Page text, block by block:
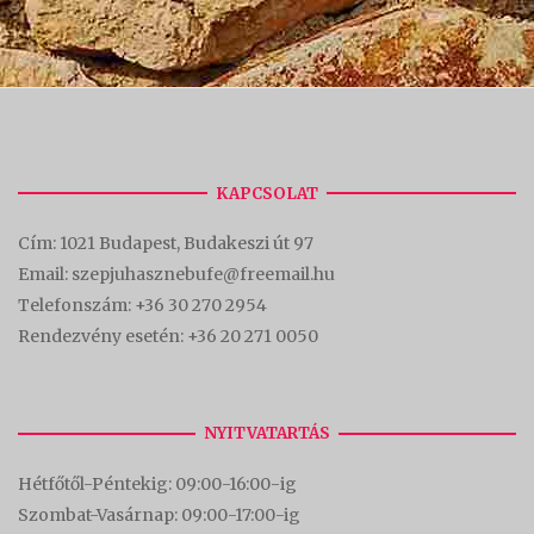
KAPCSOLAT
Cím: 1021 Budapest, Budakeszi út 97
Email: szepjuhasznebufe@freemail.hu
Telefonszám: +36 30 270 2954
Rendezvény esetén: +36 20 271 0050
NYITVATARTÁS
Hétfőtől-Péntekig: 09:00-16:00-ig
Szombat-Vasárnap: 09:00-17:00-ig